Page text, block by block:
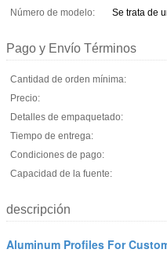
Número de modelo:
Se trata de
Pago y Envío Términos
Cantidad de orden mínima:
Precio:
Detalles de empaquetado:
Tiempo de entrega:
Condiciones de pago:
Capacidad de la fuente:
descripción
Aluminum Profiles For